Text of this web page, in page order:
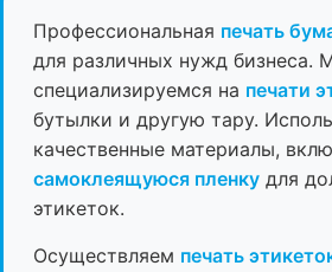
Профессиональная печать
для различных нужд бизнеса.
специализируемся на печати
бутылки и другую тару.
качественные материалы,
самоклеящуюся пленку для
этикеток.
Осуществляем печать